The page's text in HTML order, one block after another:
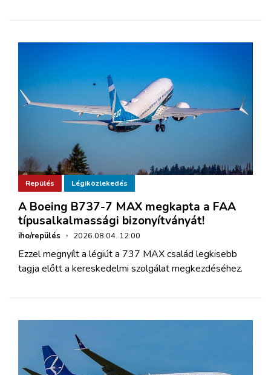
Repülés Légiközlekedés
A Boeing B737-7 MAX megkapta a FAA
típusalkalmassági bizonyítványát!
iho/repülés · 2026.08.04. 12:00
Ezzel megnyílt a légiút a 737 MAX család legkisebb
tagja előtt a kereskedelmi szolgálat megkezdéséhez.